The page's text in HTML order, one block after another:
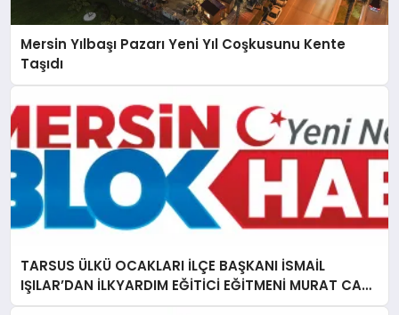
Mersin Yılbaşı Pazarı Yeni Yıl Coşkusunu Kente
Taşıdı
TARSUS ÜLKÜ OCAKLARI İLÇE BAŞKANI İSMAİL
IŞILAR’DAN İLKYARDIM EĞİTİCİ EĞİTMENİ MURAT CAN
FİDAN’A ZİYARET